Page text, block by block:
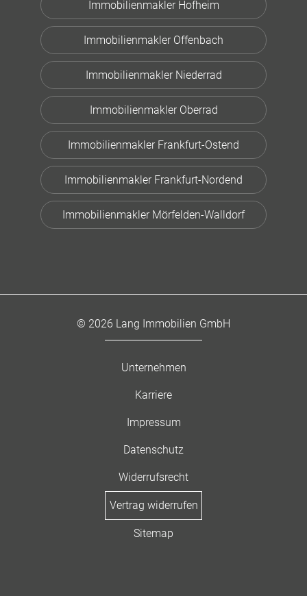
Immobilienmakler Hofheim
Immobilienmakler Offenbach
Immobilienmakler Niederrad
Immobilienmakler Oberrad
Immobilienmakler Frankfurt-Ostend
Immobilienmakler Frankfurt-Nordend
Immobilienmakler Mörfelden-Walldorf
© 2026 Lang Immobilien GmbH
Unternehmen
Karriere
Impressum
Datenschutz
Widerrufsrecht
Vertrag widerrufen
Sitemap